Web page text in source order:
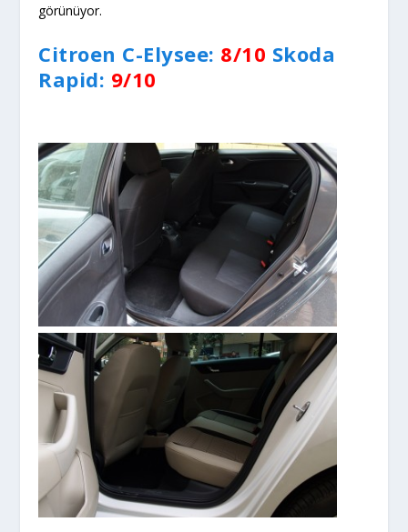
görünüyor.
Citroen C-Elysee: 8/10 Skoda
Rapid: 9/10